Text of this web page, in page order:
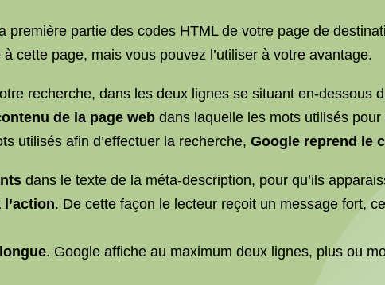
première partie des codes HTML de votre page de
cette page, mais vous pouvez l’utiliser à votre avantage.
recherche, dans les deux lignes se situant en-dessous
de la page web dans laquelle les mots utilisés
utilisés afin d’effectuer la recherche, Google reprend le
dans le texte de la méta-description, pour qu’ils
. De cette façon le lecteur reçoit un message fort,
. Google affiche au maximum deux lignes, plus ou